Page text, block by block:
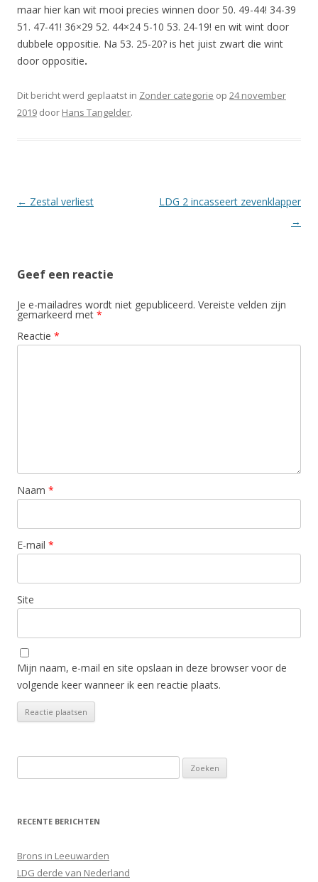
maar hier kan wit mooi precies winnen door 50. 49-44! 34-39
51. 47-41! 36×29 52. 44×24 5-10 53. 24-19! en wit wint door
dubbele oppositie. Na 53. 25-20? is het juist zwart die wint
door oppositie.
Dit bericht werd geplaatst in Zonder categorie op 24 november
2019 door Hans Tangelder.
Berichtnavigatie
← Zestal verliest
LDG 2 incasseert zevenklapper
→
Geef een reactie
Je e-mailadres wordt niet gepubliceerd. Vereiste velden zijn
gemarkeerd met *
Reactie *
Naam *
E-mail *
Site
Mijn naam, e-mail en site opslaan in deze browser voor de
volgende keer wanneer ik een reactie plaats.
naar:
RECENTE BERICHTEN
Brons in Leeuwarden
LDG derde van Nederland